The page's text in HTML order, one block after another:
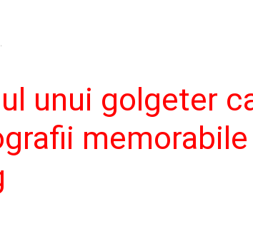
unui golgeter
memorabile